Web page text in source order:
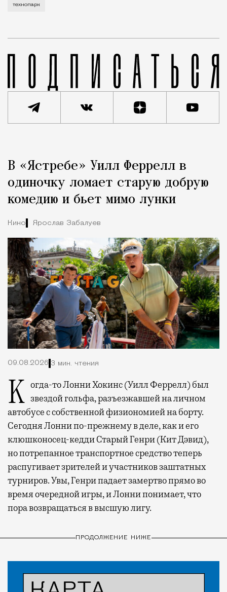
технопарк
Город
В «Ястребе» Уилл Феррелл в
одиночку ломает старую добрую
комедию и бьет мимо лунки
Кино Ярослав Забалуев
09.08.2026 3 мин. чтения
Когда-то Лонни Хокинс (Уилл Феррелл) был звездой гольфа, разъезжавшей на личном
автобусе с собственной физиономией на борту.
Сегодня Лонни по-прежнему в деле, как и его
клюшконосец-кедди Старый Генри (Кит Дэвид),
но потрепанное транспортное средство теперь
распугивает зрителей и участников заштатных
турниров. Увы, Генри падает замертво прямо во
время очередной игры, и Лонни понимает, что
пора возвращаться в высшую лигу.
ПРОДОЛЖЕНИЕ НИЖЕ